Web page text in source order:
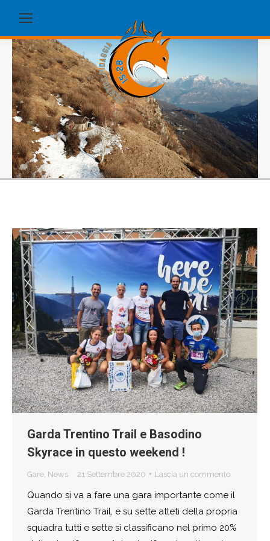
Garda Trentino Trail e Basodino
Skyrace in questo weekend !
Gare News 21 Settembre 2020 Lascia un commento
Quando si va a fare una gara importante come il
Garda Trentino Trail, e su sette atleti della propria
squadra tutti e sette si classificano nel primo 20%